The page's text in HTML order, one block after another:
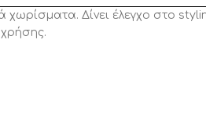
Δίνει έλεγχο στο